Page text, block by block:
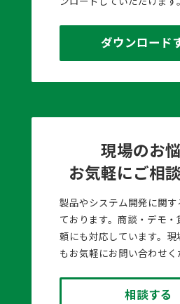
ダウンロード
現場のお
お気軽にご相
製品やシステム開発に関す
ております。商談・デモ
頼にも対応しています。現
もお気軽にお問い合わせく
相談する